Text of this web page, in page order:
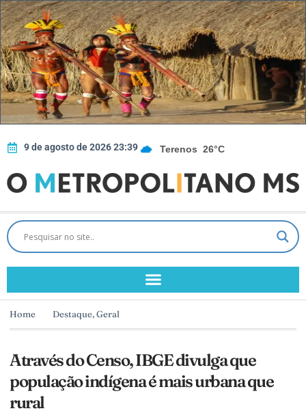
9 de agosto de 2026 23:39 Terenos 26°C
Home Destaque,Geral
Através do Censo, IBGE divulga que
população indígena é mais urbana que
rural